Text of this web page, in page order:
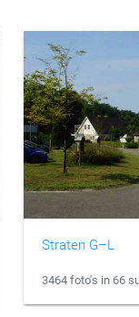
Straten G–L
3464 foto's in 66